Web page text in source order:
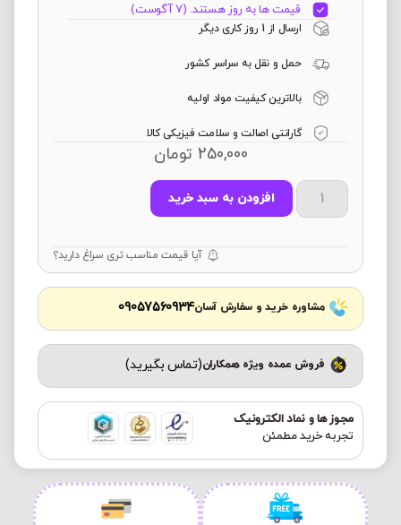
قیمت ها به روز هستند. (7 آگوست)
ارسال از 1 روز کاری دیگر
حمل و نقل به سراسر کشور
بالاترین کیفیت مواد اولیه
گارانتی اصالت و سلامت فیزیکی کالا
250,000 تومان
افزودن به سبد خرید
آیا قیمت مناسب تری سراغ دارید؟
مشاوره خرید و سفارش آسان09057560934
فروش عمده ویژه همکاران(تماس بگیرید)
مجوز ها و نماد الکترونیک
تجربه خرید مطمئن